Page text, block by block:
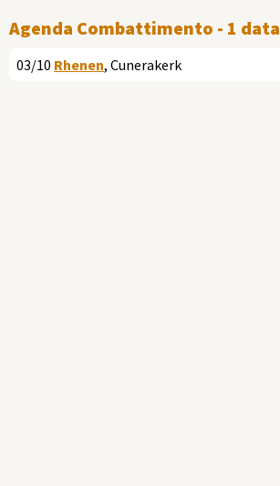
Agenda Combattimento - 1 data
03/10 Rhenen, Cunerakerk